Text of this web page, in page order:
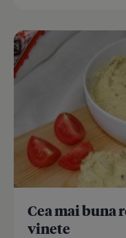
Cea mai buna
vinete